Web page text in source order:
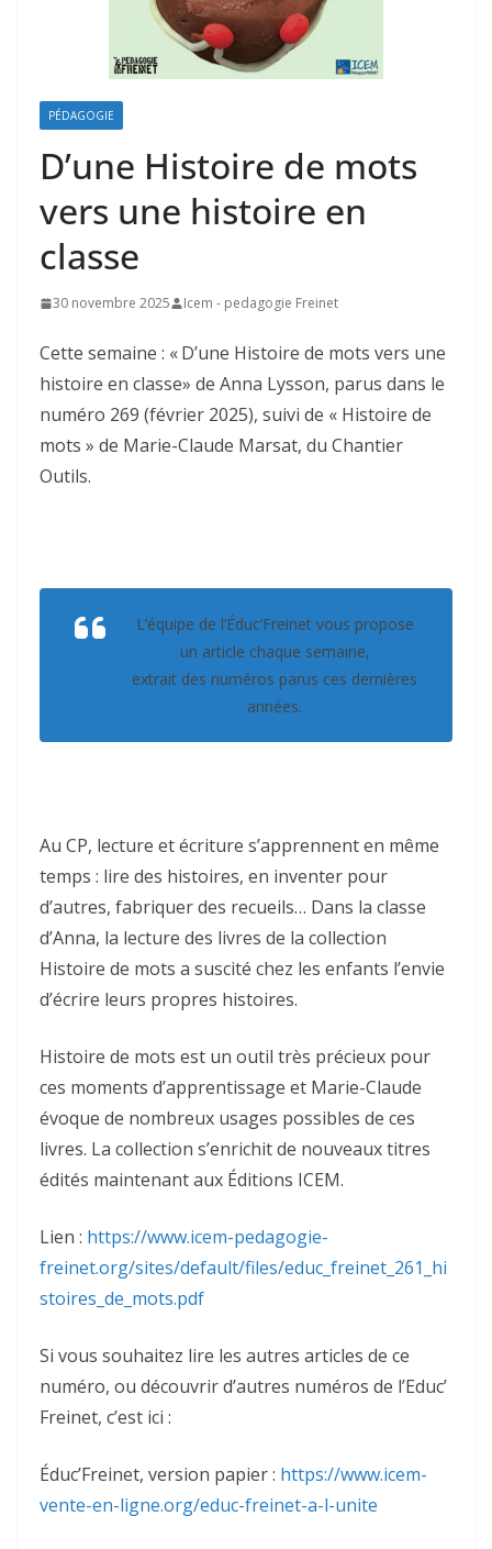
PÉDAGOGIE
D’une Histoire de mots
vers une histoire en
classe
30 novembre 2025 Icem - pedagogie Freinet
Cette semaine : « D’une Histoire de mots vers une
histoire en classe» de Anna Lysson, parus dans le
numéro 269 (février 2025), suivi de « Histoire de
mots » de Marie-Claude Marsat, du Chantier
Outils.
L’équipe de l’Éduc’Freinet vous propose
un article chaque semaine,
extrait des numéros parus ces dernières
années.
Au CP, lecture et écriture s’apprennent en même
temps : lire des histoires, en inventer pour
d’autres, fabriquer des recueils… Dans la classe
d’Anna, la lecture des livres de la collection
Histoire de mots a suscité chez les enfants l’envie
d’écrire leurs propres histoires.
Histoire de mots est un outil très précieux pour
ces moments d’apprentissage et Marie-Claude
évoque de nombreux usages possibles de ces
livres. La collection s’enrichit de nouveaux titres
édités maintenant aux Éditions ICEM.
Lien : https://www.icem-pedagogie-
freinet.org/sites/default/files/educ_freinet_261_hi
stoires_de_mots.pdf
Si vous souhaitez lire les autres articles de ce
numéro, ou découvrir d’autres numéros de l’Educ’
Freinet, c’est ici :
Éduc’Freinet, version papier : https://www.icem-
vente-en-ligne.org/educ-freinet-a-l-unite